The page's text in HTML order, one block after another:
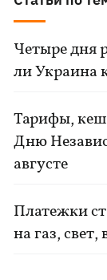
Четыре дня
ли Украина
Тарифы,
Дню
августе
Платежки
на газ, свет,